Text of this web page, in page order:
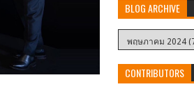
BLOG ARCHIVE
CONTRIBUTORS